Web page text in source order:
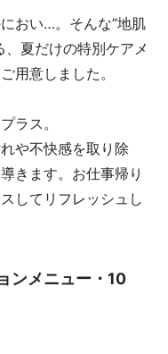
おい…。そんな“地肌
夏だけの特別ケアメ
用意しました。
ラス。
や不快感を取り除
きます。お仕事帰り
してリフレッシュし
ンメニュー・10